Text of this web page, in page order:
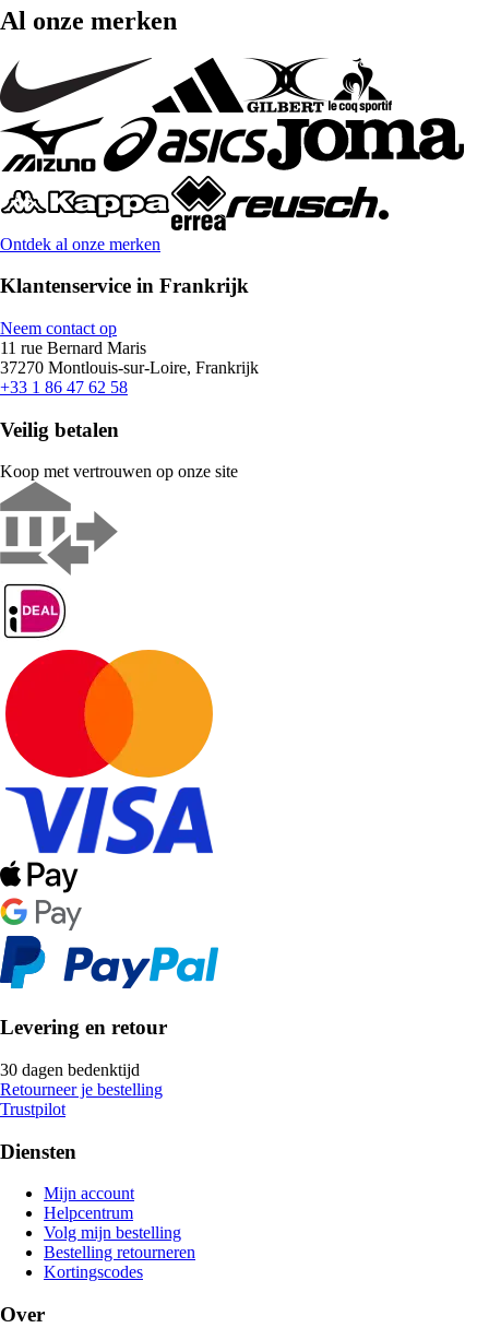
Al onze merken
Ontdek al onze merken
Klantenservice in Frankrijk
Neem contact op
11 rue Bernard Maris
37270 Montlouis-sur-Loire, Frankrijk
+33 1 86 47 62 58
Veilig betalen
Koop met vertrouwen op onze site
Levering en retour
30 dagen bedenktijd
Retourneer je bestelling
Trustpilot
Diensten
Mijn account
Helpcentrum
Volg mijn bestelling
Bestelling retourneren
Kortingscodes
Over